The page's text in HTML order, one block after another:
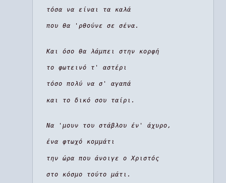
τόσα να είναι τα καλά
που θα 'ρθούνε σε σένα.
Και όσο θα λάμπει στην κορφή
το φωτεινό τ' αστέρι
τόσο πολύ να σ' αγαπά
και το δικό σου ταίρι.
Να 'μουν του στάβλου έν' άχυρο,
ένα φτωχό κομμάτι
την ώρα που άνοιγε ο Χριστός
στο κόσμο τούτο μάτι.